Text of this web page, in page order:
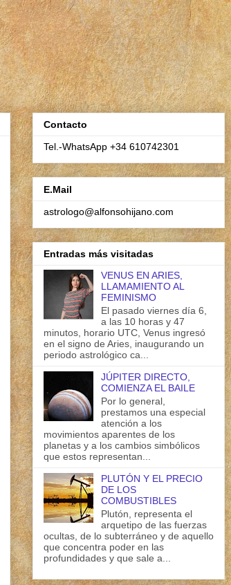
Contacto
Tel.-WhatsApp +34 610742301
E.Mail
astrologo@alfonsohijano.com
Entradas más visitadas
VENUS EN ARIES,
LLAMAMIENTO AL
FEMINISMO
El pasado viernes día 6,
a las 10 horas y 47
minutos, horario UTC, Venus ingresó
en el signo de Aries, inaugurando un
periodo astrológico ca...
JÚPITER DIRECTO,
COMIENZA EL BAILE
Por lo general,
prestamos una especial
atención a los
movimientos aparentes de los
planetas y a los cambios simbólicos
que estos representan...
PLUTÓN Y EL PRECIO
DE LOS
COMBUSTIBLES
Plutón, representa el
arquetipo de las fuerzas
ocultas, de lo subterráneo y de aquello
que concentra poder en las
profundidades y que sale a...